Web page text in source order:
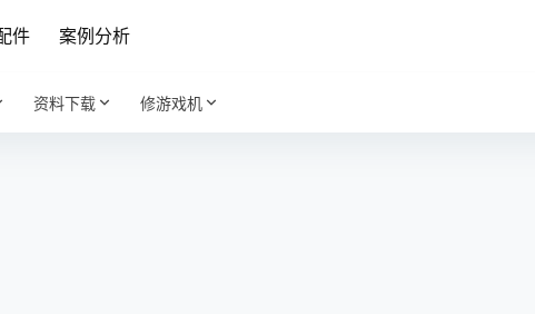
件 案例分析
资料下载 修游戏机